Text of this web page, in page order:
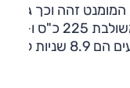
כאן 180 כ"ס, המומנט זהה וכך